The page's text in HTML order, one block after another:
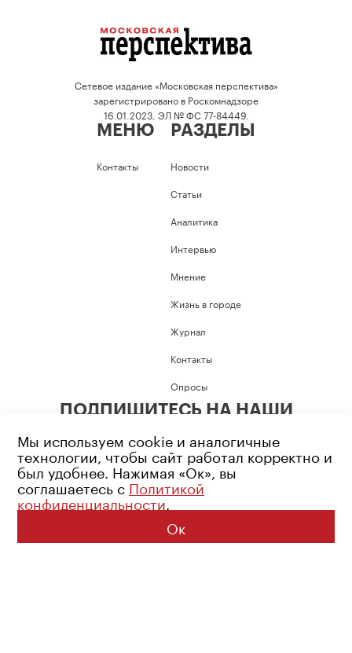
Сетевое издание «Московская перспектива»
зарегистрировано в Роскомнадзоре
16.01.2023, ЭЛ № ФС 77-84449.
МЕНЮ
Контакты
РАЗДЕЛЫ
Новости
Статьи
Аналитика
Интервью
Мнение
Жизнь в городе
Журнал
Контакты
Опросы
ПОДПИШИТЕСЬ НА НАШИ
Возрастное ограничение: 16+
Политика конфиденциальности
© 2026 Все права защищены
Мы используем cookie и аналогичные
технологии, чтобы сайт работал корректно и
был удобнее. Нажимая «Ок», вы
соглашаетесь с Политикой
конфиденциальности.
Ок